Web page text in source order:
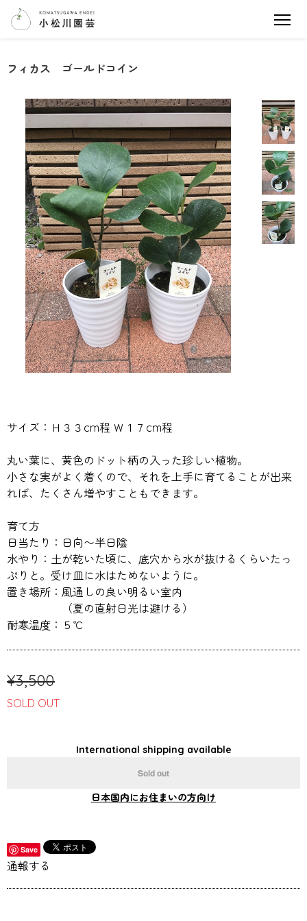
フィカス ゴールドコイン
サイズ：Ｈ３３cm程 Ｗ１７cm程
丸い葉に、黄色のドット柄の入った珍しい植物。
小さな実がよく着くので、それを上手に育てることが出来
れば、たくさん増やすこともできます。
育て方
日当たり：日向〜半日陰
水やり：土が乾いた頃に、底穴から水が抜けるくらいたっ
ぷりと。受け皿に水はためないように。
置き場所：風通しの良い明るい室内
（夏の直射日光は避ける）
耐寒温度：５℃
¥3,500
SOLD OUT
International shipping available
Sold out
日本国内にお住まいの方向け
Save
通報する